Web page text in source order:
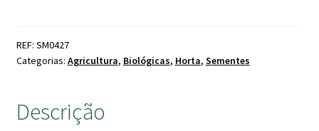
Cenoura
Rodelika
REF: SM0427
Categorias: Agricultura, Biológicas, Horta, Sementes
Descrição